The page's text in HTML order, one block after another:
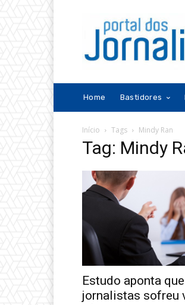
Home Bastidores
Início Tags Mindy Ran
Tag: Mindy
Estudo aponta
jornalistas sofreu